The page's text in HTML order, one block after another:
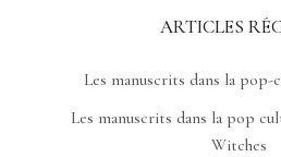
ARTICLES
Les manuscrits dans la pop-
Les manuscrits dans la pop
Witches